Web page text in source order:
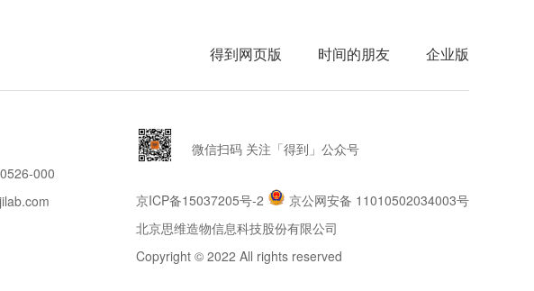
得到网页版 时间的朋友 企业版
000
微信扫码 关注「得到」公众号
京ICP备15037205号-2
京公网安备 11010502034003号
北京思维造物信息科技股份有限公司
Copyright © 2022 All rights reserved